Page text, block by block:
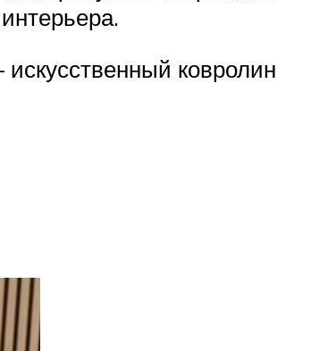
ковролин